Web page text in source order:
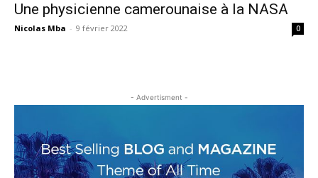
Une physicienne camerounaise à la NASA
Nicolas Mba - 9 février 2022 0
- Advertisment -